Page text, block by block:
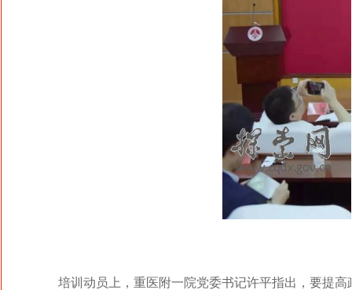
培训动员上，重医附一院党委书记许平指出，要提